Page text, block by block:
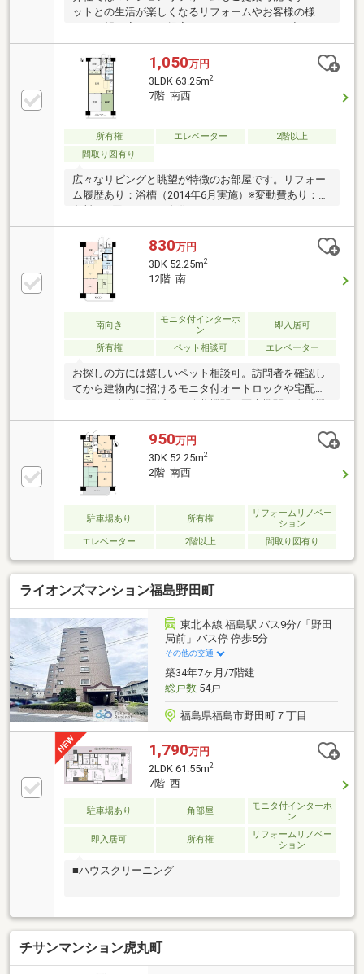
ットとの生活が楽しくなるリフォームやお客様の様々
コン2台付き◆都市ガスエリア◇南向きバルコニー◇
駐車場は近隣あり (1台８，０００円/月額)LINE から
でもお気軽にお問合せ下さいID:@413crnod で検索
1,050万円
3LDK 63.25m2
7階 南西
所有権 エレベーター
2階以上
間取り図有り
広々なリビングと眺望が特徴のお部屋です。リフォー
ム履歴あり：浴槽（2014年6月実施）※変動費あり：水
830万円
3DK 52.25m2
12階 南
南向き
モニタ付インターホ
ン
即入居可
所有権 ペット相談可 エレベーター
お探しの方には嬉しいペット相談可。訪問者を確認し
てから建物内に招けるモニタ付オートロックや宅配ボ
関、娯楽施設等利便性が良い立地、洋室は間仕切りで
ＬＤＫ、ＤＫバリエーションへライフスタイルに工夫
ができます。
950万円
3DK 52.25m2
2階 南西
駐車場あり 所有権
リフォームリノベー
ション
エレベーター
2階以上 間取り図有り
ライオンズマンション福島野田町
東北本線 福島駅 バス9分/「野田
局前」バス停 停歩5分
その他の交通
築34年7ヶ月/7階建
総戸数54戸
福島県福島市野田町７丁目
1,790万円
2LDK 61.55m2
7階 西
駐車場あり 角部屋
モニタ付インターホ
ン
即入居可 所有権
リフォームリノベー
ション
■ハウスクリーニング
チサンマンション虎丸町